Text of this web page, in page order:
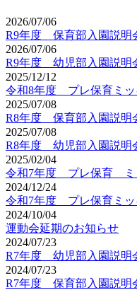
2026/07/06
R9年度 保育部入園説明
2026/07/06
R9年度 幼児部入園説明
2025/12/12
令和8年度 プレ保育ミッ
2025/07/08
R8年度 保育部入園説明
2025/07/08
R8年度 幼児部入園説明
2025/02/04
令和7年度 プレ保育 ミ
2024/12/24
令和7年度 プレ保育ミッ
2024/10/04
運動会延期のお知らせ
2024/07/23
R7年度 幼児部入園説明
2024/07/23
R7年度 保育部入園説明